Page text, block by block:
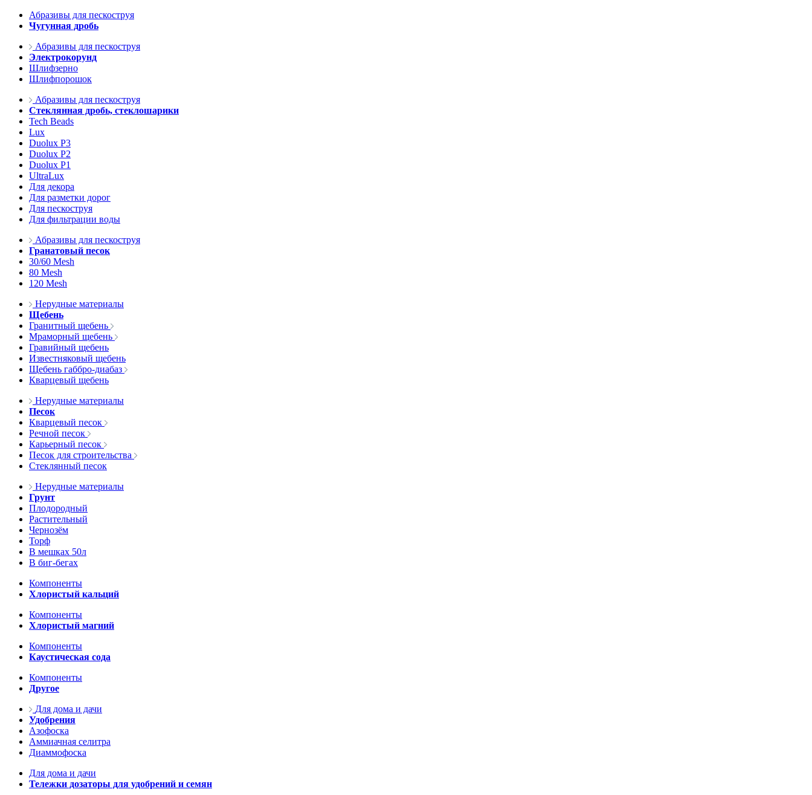
Абразивы для пескоструя
Чугунная дробь
Абразивы для пескоструя
Электрокорунд
Шлифзерно
Шлифпорошок
Абразивы для пескоструя
Стеклянная дробь, стеклошарики
Tech Beads
Lux
Duolux P3
Duolux P2
Duolux P1
UltraLux
Для декора
Для разметки дорог
Для пескоструя
Для фильтрации воды
Абразивы для пескоструя
Гранатовый песок
30/60 Mesh
80 Mesh
120 Mesh
Нерудные материалы
Щебень
Гранитный щебень
Мраморный щебень
Гравийный щебень
Известняковый щебень
Щебень габбро-диабаз
Кварцевый щебень
Нерудные материалы
Песок
Кварцевый песок
Речной песок
Карьерный песок
Песок для строительства
Стеклянный песок
Нерудные материалы
Грунт
Плодородный
Растительный
Чернозём
Торф
В мешках 50л
В биг-бегах
Компоненты
Хлористый кальций
Компоненты
Хлористый магний
Компоненты
Каустическая сода
Компоненты
Другое
Для дома и дачи
Удобрения
Азофоска
Аммиачная селитра
Диаммофоска
Для дома и дачи
Тележки дозаторы для удобрений и семян